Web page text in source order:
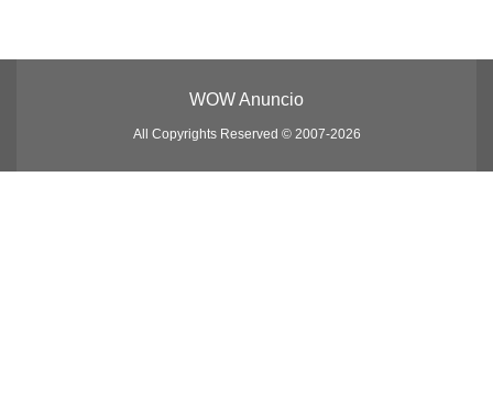
WOW Anuncio
All Copyrights Reserved © 2007-2026